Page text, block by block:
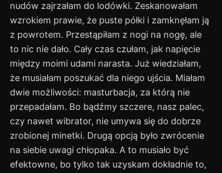
nudów zajrzałam do lodówki. Zeskanowałam
wzrokiem prawie, że puste półki i zamknęłam ją
z powrotem. Przestąpiłam z nogi na nogę, ale
to nic nie dało. Cały czas czułam, jak napięcie
między moimi udami narasta. Już wiedziałam,
że musiałam poszukać dla niego ujścia. Miałam
dwie możliwości: masturbacja, za którą nie
przepadałam. Bo bądźmy szczere, nasz palec,
czy nawet wibrator, nie umywa się do dobrze
zrobionej minetki. Drugą opcją było zwrócenie
na siebie uwagi chłopaka. A to musiało być
efektowne, bo tylko tak uzyskam dokładnie to,